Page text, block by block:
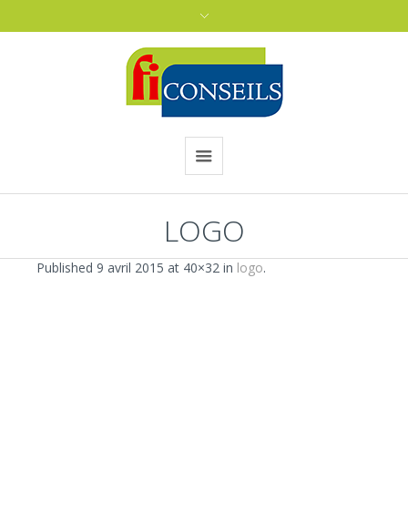
LOGO
Published 9 avril 2015 at 40×32 in logo.